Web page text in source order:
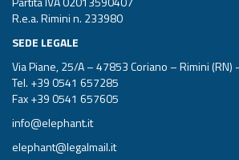
R.e.a. Rimini n. 233980
SEDE LEGALE
Via Piane, 25/A – 47853 Coriano – Rimini (RN)
Tel. +39 0541 657285
Fax +39 0541 657605
info@elephant.it
elephant@legalmail.it